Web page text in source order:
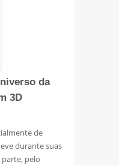
da
3D
de
durante suas
pelo